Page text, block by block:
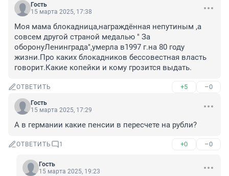
Гость
15 марта 2025, 17:38
Моя мама блокадница,награждённая непутиным ,а
совсем другой страной медалью " За
оборонуЛенинграда",умерла в1997 г.на 80 году
жизни.Про каких блокадников бессовестная власть
говорит.Какие копейки и кому грозится выдать.
ОТВЕТИТЬ +5 –0
Гость
15 марта 2025, 17:29
А в германии какие пенсии в пересчете на рубли?
ОТВЕТИТЬ 1 +0 –0
Гость
15 марта 2025, 19:23